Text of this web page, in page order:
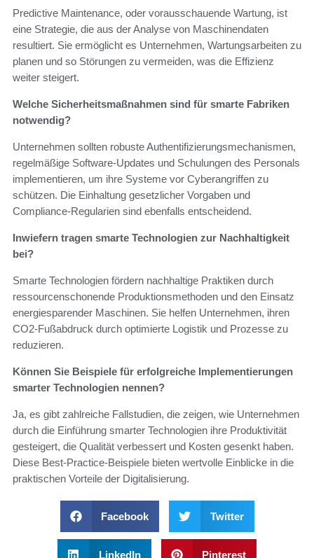
Predictive Maintenance, oder vorausschauende Wartung, ist
eine Strategie, die aus der Analyse von Maschinendaten
resultiert. Sie ermöglicht es Unternehmen, Wartungsarbeiten zu
planen und so Störungen zu vermeiden, was die Effizienz
weiter steigert.
Welche Sicherheitsmaßnahmen sind für smarte Fabriken
notwendig?
Unternehmen sollten robuste Authentifizierungsmechanismen,
regelmäßige Software-Updates und Schulungen des Personals
implementieren, um ihre Systeme vor Cyberangriffen zu
schützen. Die Einhaltung gesetzlicher Vorgaben und
Compliance-Regularien sind ebenfalls entscheidend.
Inwiefern tragen smarte Technologien zur Nachhaltigkeit
bei?
Smarte Technologien fördern nachhaltige Praktiken durch
ressourcenschonende Produktionsmethoden und den Einsatz
energiesparender Maschinen. Sie helfen Unternehmen, ihren
CO2-Fußabdruck durch optimierte Logistik und Prozesse zu
reduzieren.
Können Sie Beispiele für erfolgreiche Implementierungen
smarter Technologien nennen?
Ja, es gibt zahlreiche Fallstudien, die zeigen, wie Unternehmen
durch die Einführung smarter Technologien ihre Produktivität
gesteigert, die Qualität verbessert und Kosten gesenkt haben.
Diese Best-Practice-Beispiele bieten wertvolle Einblicke in die
praktischen Vorteile der Digitalisierung.
Facebook Twitter
LinkedIn Pinterest